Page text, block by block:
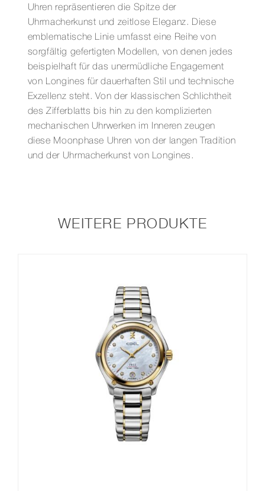
MM
Menge
Uhren repräsentieren die Spitze der
Uhrmacherkunst und zeitlose Eleganz. Diese
emblematische Linie umfasst eine Reihe von
sorgfältig gefertigten Modellen, von denen jedes
beispielhaft für das unermüdliche Engagement
von Longines für dauerhaften Stil und technische
Exzellenz steht. Von der klassischen Schlichtheit
des Zifferblatts bis hin zu den komplizierten
mechanischen Uhrwerken im Inneren zeugen
diese Moonphase Uhren von der langen Tradition
und der Uhrmacherkunst von Longines.
WEITERE PRODUKTE